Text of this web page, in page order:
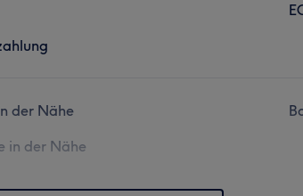
der Nähe
in der Nähe